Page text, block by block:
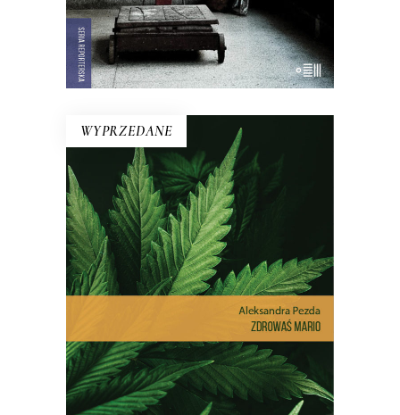
E-BOOK DO KOSZYKA
WYPRZEDANE
ZDROWAŚ MARIO. REPORTAŻE
O MEDYCZNEJ MARIHUANIE
Dlatego pacjenci stają się
przestępcami? Reportaż interwencyjny
na temat, który dotyczy milionów z nas
– choć na co dzień nie zdajemy sobie z
tego sprawy.